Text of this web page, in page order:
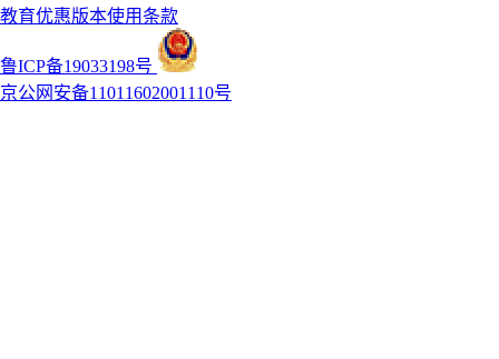
教育优惠版本使用条款
鲁ICP备19033198号
京公网安备11011602001110号